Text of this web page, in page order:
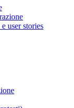
user stories